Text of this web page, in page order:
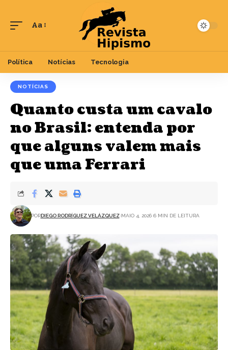
Aa
Política Notícias Tecnologia
NOTÍCIAS
Quanto custa um cavalo
no Brasil: entenda por
que alguns valem mais
que uma Ferrari
PORDIEGO RODRÍGUEZ VELÁZQUEZ MAIO 4, 2026 6 MIN DE LEITURA